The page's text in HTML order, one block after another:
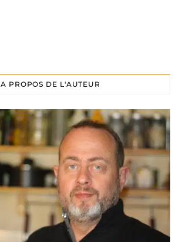
A PROPOS DE L'AUTEUR